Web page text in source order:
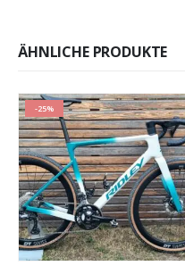
ÄHNLICHE PRODUKTE
-25%